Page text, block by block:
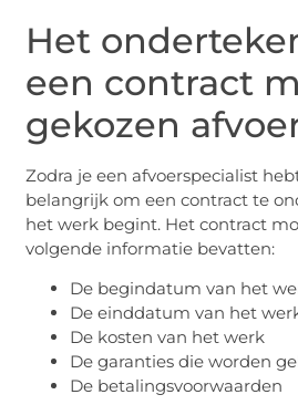
Het
een contract
gekozen
Zodra je een afvoerspecialist
belangrijk om een contract te
het werk begint. Het contract
volgende informatie bevatten:
De begindatum van het
De einddatum van het
De kosten van het werk
De garanties die worden
De betalingsvoorwaarden